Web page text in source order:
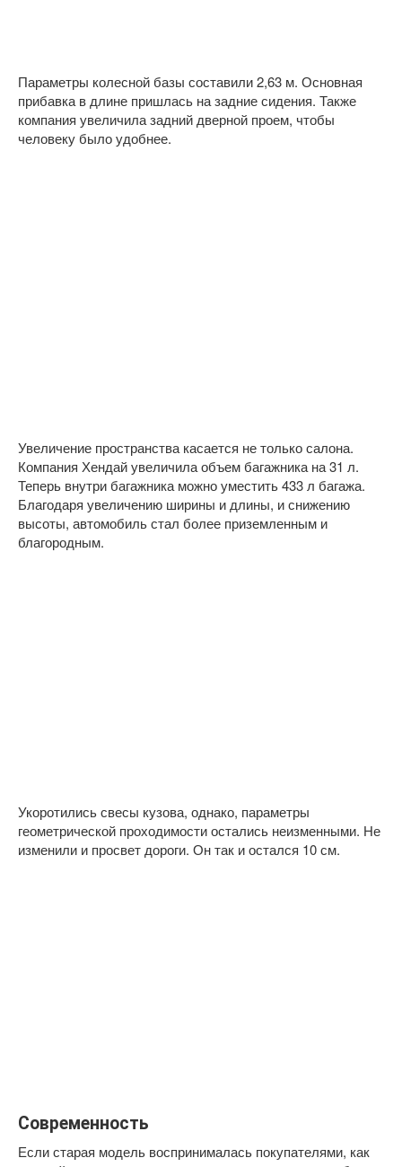
Параметры колесной базы составили 2,63 м. Основная
прибавка в длине пришлась на задние сидения. Также
компания увеличила задний дверной проем, чтобы
человеку было удобнее.
Увеличение пространства касается не только салона.
Компания Хендай увеличила объем багажника на 31 л.
Теперь внутри багажника можно уместить 433 л багажа.
Благодаря увеличению ширины и длины, и снижению
высоты, автомобиль стал более приземленным и
благородным.
Укоротились свесы кузова, однако, параметры
геометрической проходимости остались неизменными. Не
изменили и просвет дороги. Он так и остался 10 см.
Современность
Если старая модель воспринималась покупателями, как